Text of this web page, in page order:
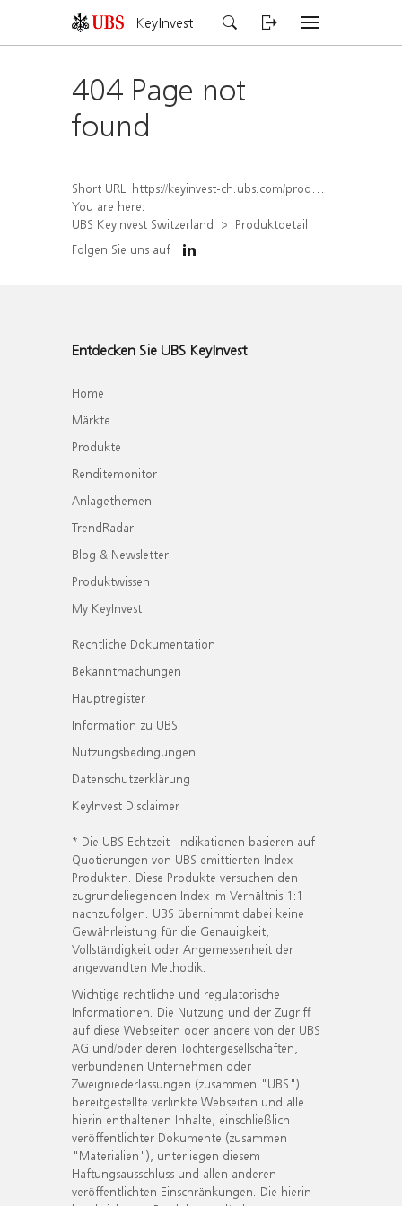
KeyInvest
404 Page not
found
Short URL: https://keyinvest-ch.ubs.com/produkt/detail/index/isin/CH1574368770
You are here:
UBS KeyInvest Switzerland
Produktdetail
Folgen Sie uns auf
Entdecken Sie UBS KeyInvest
Home
Märkte
Produkte
Renditemonitor
Anlagethemen
TrendRadar
Blog & Newsletter
Produktwissen
My KeyInvest
Rechtliche Dokumentation
Bekanntmachungen
Hauptregister
Information zu UBS
Nutzungsbedingungen
Datenschutzerklärung
KeyInvest Disclaimer
* Die UBS Echtzeit- Indikationen basieren auf
Quotierungen von UBS emittierten Index-
Produkten. Diese Produkte versuchen den
zugrundeliegenden Index im Verhältnis 1:1
nachzufolgen. UBS übernimmt dabei keine
Gewährleistung für die Genauigkeit,
Vollständigkeit oder Angemessenheit der
angewandten Methodik.
Wichtige rechtliche und regulatorische
Informationen. Die Nutzung und der Zugriff
auf diese Webseiten oder andere von der UBS
AG und/oder deren Tochtergesellschaften,
verbundenen Unternehmen oder
Zweigniederlassungen (zusammen "UBS")
bereitgestellte verlinkte Webseiten und alle
hierin enthaltenen Inhalte, einschließlich
veröffentlichter Dokumente (zusammen
"Materialien"), unterliegen diesem
Haftungsausschluss und allen anderen
veröffentlichten Einschränkungen. Die hierin